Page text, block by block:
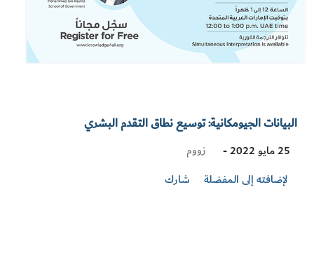
البيانات الجيومكانية: توسيع نطاق التقدم البشري
25 مايو 2022 -
Visit
زووم
لإضافته إلى المفضلة
شارك